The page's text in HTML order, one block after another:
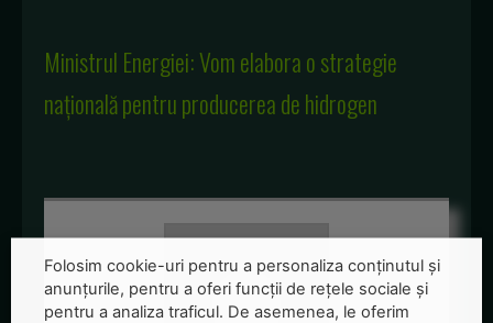
Ministrul Energiei: Vom elabora o strategie
naţională pentru producerea de hidrogen
Folosim cookie-uri pentru a personaliza conținutul și
anunțurile, pentru a oferi funcții de rețele sociale și
pentru a analiza traficul. De asemenea, le oferim